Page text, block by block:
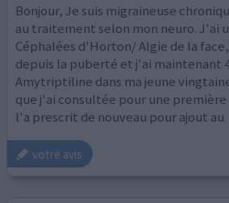
Bonjour, Je suis migraineuse
au traitement selon mon neuro. J'ai
Céphalées d'Horton/ Algie de la
depuis la puberté et j'ai maintenant
Amytriptiline dans ma jeune
que j'ai consultée pour une première
l'a prescrit de nouveau pour ajout au
votre avis